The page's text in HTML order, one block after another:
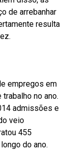
de arrebanhar
resulta
empregos em
no ano.
admissões e
veio
455
do ano.